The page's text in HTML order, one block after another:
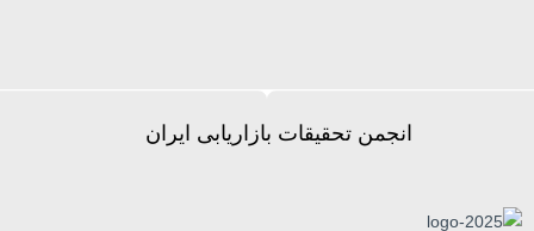
انجمن تحقیقات بازاریابی ایران